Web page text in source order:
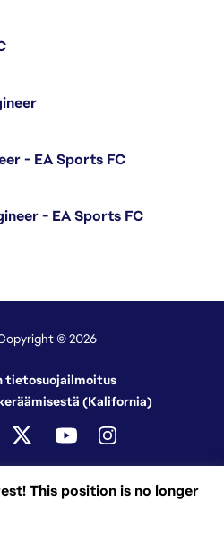
This position is no longer
- EA Sports FC
- EA Sports FC
© 2026
tietosuojailmoitus
(Kalifornia)